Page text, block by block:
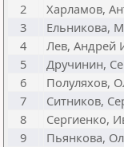
2
Харламов,
3
Ельникова,
4
Лев, Андрей
5
Дручинин,
6
Полуляхов,
7
Ситников,
8
Сергиенко,
9
Пьянкова,